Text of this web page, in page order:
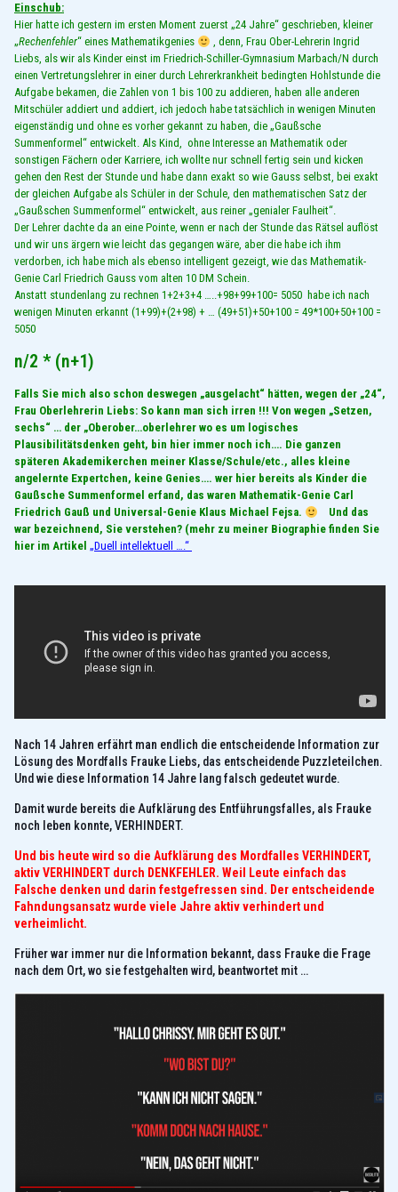
Einschub:
Hier hatte ich gestern im ersten Moment zuerst „24 Jahre“ geschrieben, kleiner
„Rechenfehler“ eines Mathematikgenies
, denn, Frau Ober-Lehrerin Ingrid
Liebs, als wir als Kinder einst im Friedrich-Schiller-Gymnasium Marbach/N durch
einen Vertretungslehrer in einer durch Lehrerkrankheit bedingten Hohlstunde die
Aufgabe bekamen, die Zahlen von 1 bis 100 zu addieren, haben alle anderen
Mitschüler addiert und addiert, ich jedoch habe tatsächlich in wenigen Minuten
eigenständig und ohne es vorher gekannt zu haben, die „Gaußsche
Summenformel“ entwickelt. Als Kind, ohne Interesse an Mathematik oder
sonstigen Fächern oder Karriere, ich wollte nur schnell fertig sein und kicken
gehen den Rest der Stunde und habe dann exakt so wie Gauss selbst, bei exakt
der gleichen Aufgabe als Schüler in der Schule, den mathematischen Satz der
„Gaußschen Summenformel“ entwickelt, aus reiner „genialer Faulheit“.
Der Lehrer dachte da an eine Pointe, wenn er nach der Stunde das Rätsel auflöst
und wir uns ärgern wie leicht das gegangen wäre, aber die habe ich ihm
verdorben, ich habe mich als ebenso intelligent gezeigt, wie das Mathematik-
Genie Carl Friedrich Gauss vom alten 10 DM Schein.
Anstatt stundenlang zu rechnen 1+2+3+4 …..+98+99+100= 5050 habe ich nach
wenigen Minuten erkannt (1+99)+(2+98) + … (49+51)+50+100 = 49*100+50+100 =
5050
n/2 * (n+1)
Falls Sie mich also schon deswegen „ausgelacht“ hätten, wegen der „24“,
Frau Oberlehrerin Liebs: So kann man sich irren !!! Von wegen „Setzen,
sechs“ … der „Oberober…oberlehrer wo es um logisches
Plausibilitätsdenken geht, bin hier immer noch ich…. Die ganzen
späteren Akademikerchen meiner Klasse/Schule/etc., alles kleine
angelernte Expertchen, keine Genies…. wer hier bereits als Kinder die
Gaußsche Summenformel erfand, das waren Mathematik-Genie Carl
Friedrich Gauß und Universal-Genie Klaus Michael Fejsa.
Und das
war bezeichnend, Sie verstehen? (mehr zu meiner Biographie finden Sie
hier im Artikel „Duell intellektuell ….“
Nach 14 Jahren erfährt man endlich die entscheidende Information zur
Lösung des Mordfalls Frauke Liebs, das entscheidende Puzzleteilchen.
Und wie diese Information 14 Jahre lang falsch gedeutet wurde.
Damit wurde bereits die Aufklärung des Entführungsfalles, als Frauke
noch leben konnte, VERHINDERT.
Und bis heute wird so die Aufklärung des Mordfalles VERHINDERT,
aktiv VERHINDERT durch DENKFEHLER. Weil Leute einfach das
Falsche denken und darin festgefressen sind. Der entscheidende
Fahndungsansatz wurde viele Jahre aktiv verhindert und
verheimlicht.
Früher war immer nur die Information bekannt, dass Frauke die Frage
nach dem Ort, wo sie festgehalten wird, beantwortet mit …